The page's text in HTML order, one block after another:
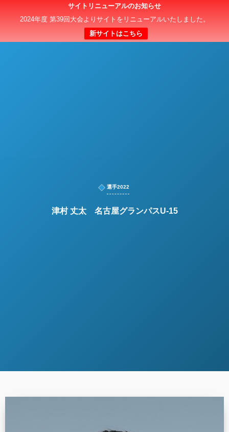
サイトリニューアルのお知らせ
2024年度 第39回大会よりサイトをリニューアルいたしました。
新サイトはこちら
日本クラブユースサッカー選手権（U-15）大会
選手2022
津村 丈太 名古屋グランパスU-15